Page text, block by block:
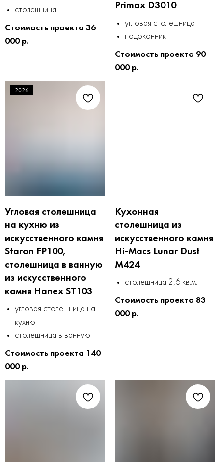
столешница
Стоимость проекта 36
000 р.
Primax D3010
угловая столешница
подоконник
Стоимость проекта 90
000 р.
2026
Угловая столешница
на кухню из
искусственного камня
Staron FP100,
столешница в ванную
из искусственного
камня Hanex ST103
угловая столешница на
кухню
столешница в ванную
Стоимость проекта 140
000 р.
Кухонная
столешница из
искусственного камня
Hi-Macs Lunar Dust
M424
столешница 2,6 кв.м.
Стоимость проекта 83
000 р.